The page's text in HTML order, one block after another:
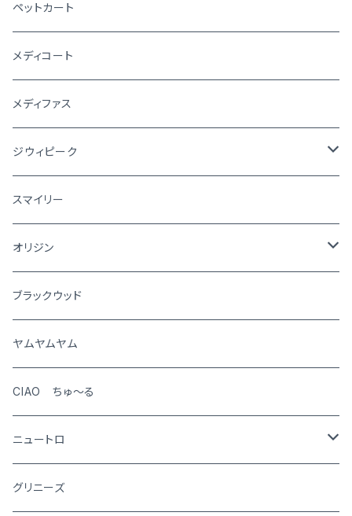
ペットカート
メディコート
メディファス
ジウィピーク
犬
猫
スマイリー
オリジン
犬
猫
ブラックウッド
ヤムヤムヤム
CIAO ちゅ～る
ニュートロ
シュプレモ
グリニーズ